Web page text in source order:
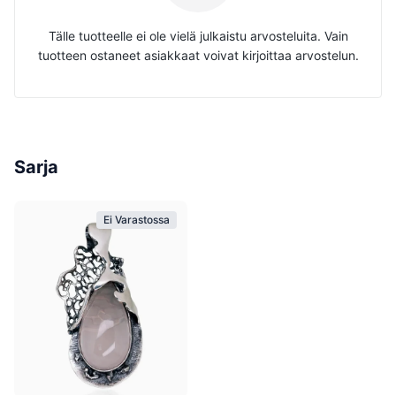
Tälle tuotteelle ei ole vielä julkaistu arvosteluita. Vain
tuotteen ostaneet asiakkaat voivat kirjoittaa arvostelun.
Sarja
Ei Varastossa